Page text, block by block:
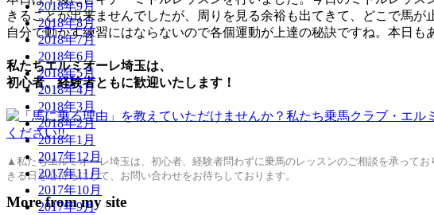
2018年9月
2018年8月
2018年7月
2018年6月
2018年5月
2018年4月
2018年3月
2018年2月
2018年1月
2017年12月
2017年11月
2017年10月
2017年9月
きることが出来ませんでしたが、周りを見る余裕も出てきて、どこで馬
自分で動かす練習にはならないので各個運動が上達の秘訣ですね。本日も
私たちエルミオーレ埼玉は、
初心者、経験者ともに歓迎いたします！
▲私たちエルミオーレ埼玉は、初心者、経験者問わずに乗馬のレッスンのご相談を承って
きる日を心待ちにして、お問い合わせをお待ちしております。
More from my site